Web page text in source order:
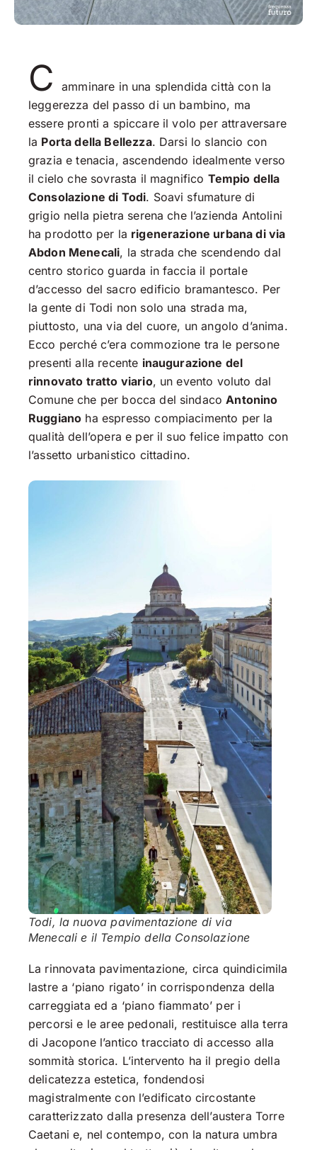
C
amminare in una splendida città con la
leggerezza del passo di un bambino, ma
essere pronti a spiccare il volo per attraversare
la Porta della Bellezza. Darsi lo slancio con
grazia e tenacia, ascendendo idealmente verso
il cielo che sovrasta il magnifico Tempio della
Consolazione di Todi. Soavi sfumature di
grigio nella pietra serena che l’azienda Antolini
ha prodotto per la rigenerazione urbana di via
Abdon Menecali, la strada che scendendo dal
centro storico guarda in faccia il portale
d’accesso del sacro edificio bramantesco. Per
la gente di Todi non solo una strada ma,
piuttosto, una via del cuore, un angolo d’anima.
Ecco perché c’era commozione tra le persone
presenti alla recente inaugurazione del
rinnovato tratto viario, un evento voluto dal
Comune che per bocca del sindacoAntonino
Ruggiano ha espresso compiacimento per la
qualità dell’opera e per il suo felice impatto con
l’assetto urbanistico cittadino.
Todi, la nuova pavimentazione di via
Menecali e il Tempio della Consolazione
La rinnovata pavimentazione, circa quindicimila
lastre a ‘piano rigato’ in corrispondenza della
carreggiata ed a ‘piano fiammato’ per i
percorsi e le aree pedonali, restituisce alla terra
di Jacopone l’antico tracciato di accesso alla
sommità storica. L’intervento ha il pregio della
delicatezza estetica, fondendosi
magistralmente con l’edificato circostante
caratterizzato dalla presenza dell’austera Torre
Caetani e, nel contempo, con la natura umbra